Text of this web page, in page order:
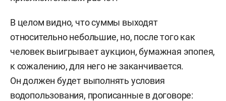
В целом видно, что суммы выходят
относительно небольшие, но, после того как
человек выигрывает аукцион, бумажная эпопея,
к сожалению, для него не заканчивается.
Он должен будет выполнять условия
водопользования, прописанные в договоре: